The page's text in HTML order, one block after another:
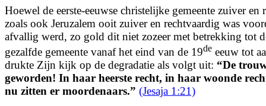
Hoewel de eerste-eeuwse christelijke gemeente zuiver en
zoals ook Jeruzalem ooit zuiver en rechtvaardig was
afvallig werd, zo gold dit niet zozeer met betrekking tot
gezalfde gemeente vanaf het eind van de 19de eeuw tot
drukte Zijn kijk op de degradatie als volgt uit: “De
geworden! In haar heerste recht, in haar woonde
nu zitten er moordenaars.” (Jesaja 1:21)